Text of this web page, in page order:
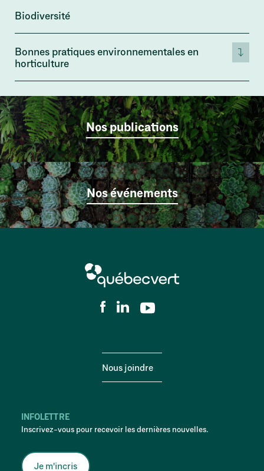
Biodiversité
Bonnes pratiques environnementales en
horticulture
Nos publications
Nos événements
Nous joindre
INFOLETTRE
Inscrivez-vous pour recevoir les dernières nouvelles.
Je m'incris